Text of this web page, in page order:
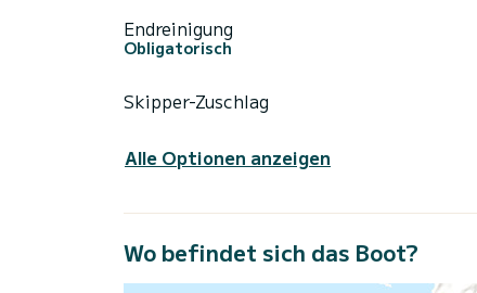
Endreinigung
Obligatorisch
Skipper-Zuschlag
Alle Optionen anzeigen
Wo befindet sich das Boot?